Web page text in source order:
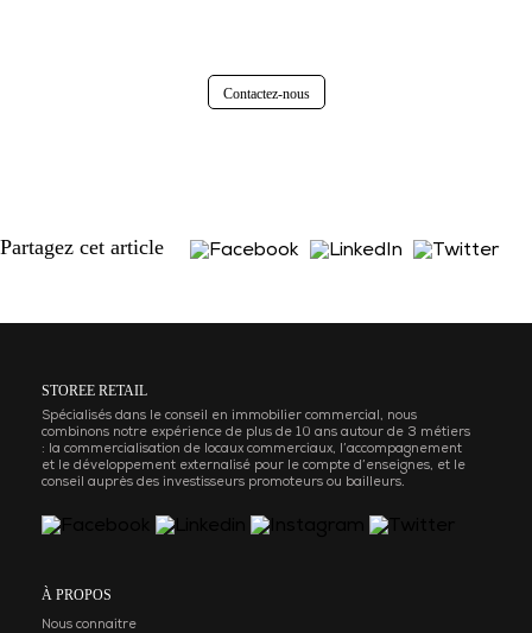
Contactez-nous
Partagez cet article
STOREE RETAIL
Spécialisés dans le conseil en immobilier commercial, nous
combinons notre expérience de plus de 10 ans autour de 3 métiers
: la commercialisation de locaux commerciaux, l’accompagnement
et le développement externalisé pour le compte d’enseignes, et le
conseil auprès des investisseurs promoteurs ou bailleurs.
À PROPOS
Nous connaitre